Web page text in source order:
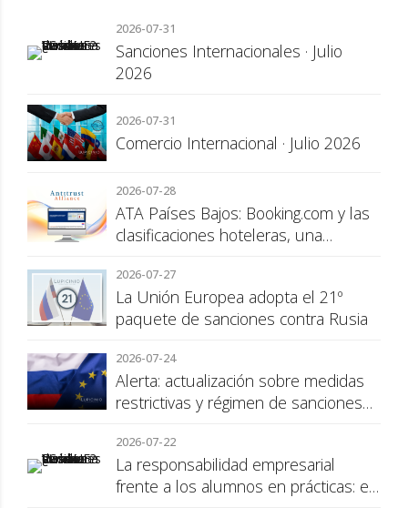
2026-07-31
Sanciones Internacionales · Julio
2026
2026-07-31
Comercio Internacional · Julio 2026
2026-07-28
ATA Países Bajos: Booking.com y las
clasificaciones hoteleras, una
consumidor
2026-07-27
La Unión Europea adopta el 21º
paquete de sanciones contra Rusia
2026-07-24
Alerta: actualización sobre medidas
restrictivas y régimen de sanciones
2026-07-22
La responsabilidad empresarial
frente a los alumnos en prácticas: el